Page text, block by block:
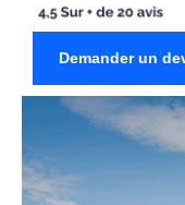
Demander un